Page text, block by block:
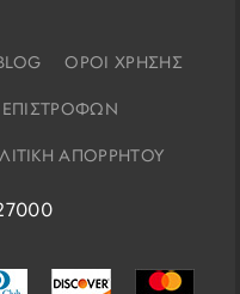
ΟΡΟΙ ΧΡΗΣΗΣ
ΕΠΙΣΤΡΟΦΩΝ
ΑΠΟΡΡΗΤΟΥ